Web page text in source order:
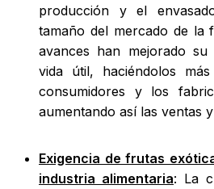
producción y el
tamaño del mercado de la
avances han mejorado su
vida útil, haciéndolos
consumidores y los
aumentando así las ventas
Exigencia de frutas
industria alimentaria: La